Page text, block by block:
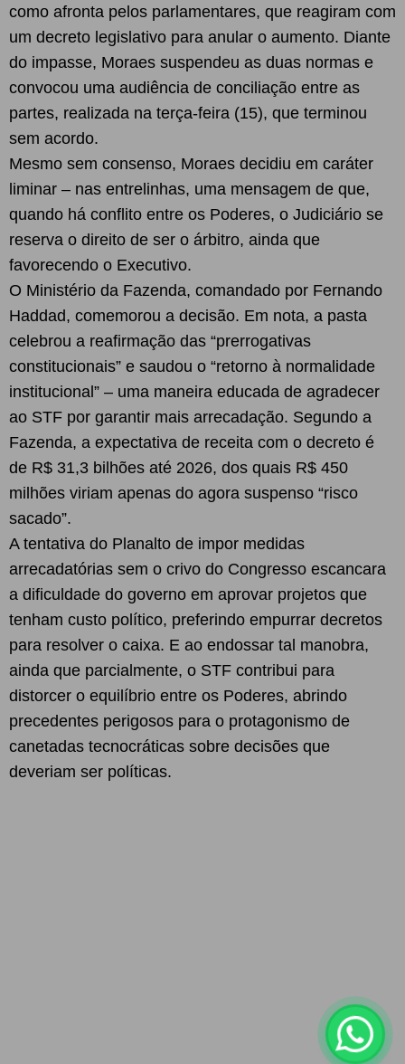
como afronta pelos parlamentares, que reagiram com
um decreto legislativo para anular o aumento. Diante
do impasse, Moraes suspendeu as duas normas e
convocou uma audiência de conciliação entre as
partes, realizada na terça-feira (15), que terminou
sem acordo.
Mesmo sem consenso, Moraes decidiu em caráter
liminar – nas entrelinhas, uma mensagem de que,
quando há conflito entre os Poderes, o Judiciário se
reserva o direito de ser o árbitro, ainda que
favorecendo o Executivo.
O Ministério da Fazenda, comandado por Fernando
Haddad, comemorou a decisão. Em nota, a pasta
celebrou a reafirmação das “prerrogativas
constitucionais” e saudou o “retorno à normalidade
institucional” – uma maneira educada de agradecer
ao STF por garantir mais arrecadação. Segundo a
Fazenda, a expectativa de receita com o decreto é
de R$ 31,3 bilhões até 2026, dos quais R$ 450
milhões viriam apenas do agora suspenso “risco
sacado”.
A tentativa do Planalto de impor medidas
arrecadatórias sem o crivo do Congresso escancara
a dificuldade do governo em aprovar projetos que
tenham custo político, preferindo empurrar decretos
para resolver o caixa. E ao endossar tal manobra,
ainda que parcialmente, o STF contribui para
distorcer o equilíbrio entre os Poderes, abrindo
precedentes perigosos para o protagonismo de
canetadas tecnocráticas sobre decisões que
deveriam ser políticas.